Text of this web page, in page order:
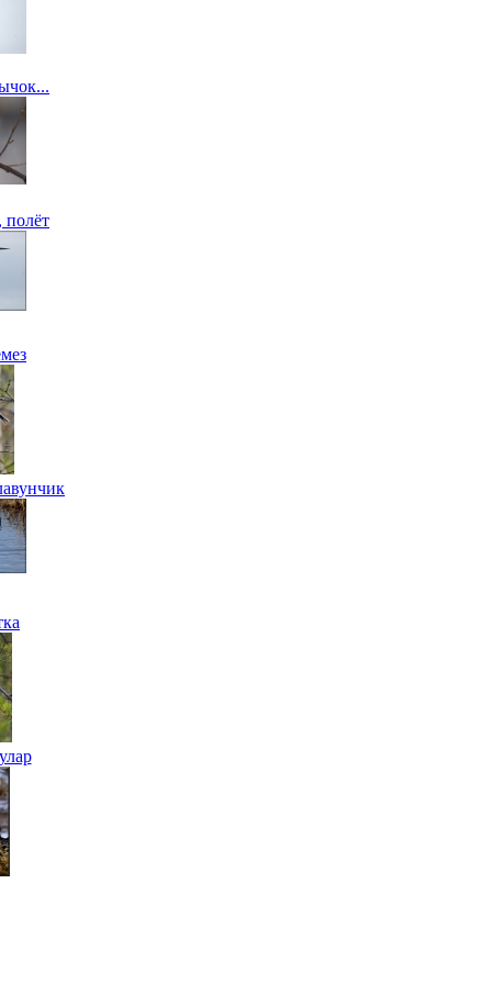
полёт